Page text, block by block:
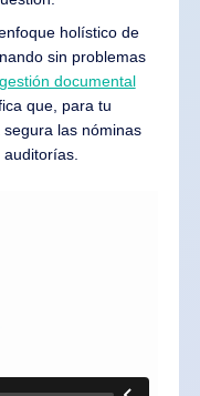
holístico de
sin problemas
documental
que, para tu
las nóminas